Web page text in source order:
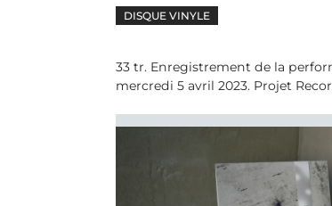
DISQUE VINYLE
33 tr. Enregistrement de la
mercredi 5 avril 2023. Projet